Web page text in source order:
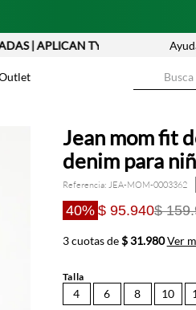
| APLICAN TYC
Jean mom fit
denim para
Referencia: JEA-MOM-0003362
40% $ 95.940$
3 cuotas de$ 31.980 Ver
Talla
4 6 8 10